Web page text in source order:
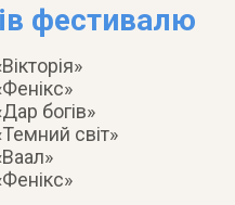
фестивалю
богів»
світ»